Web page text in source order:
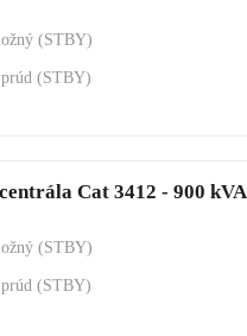
Cat 3412 - 900 kVA